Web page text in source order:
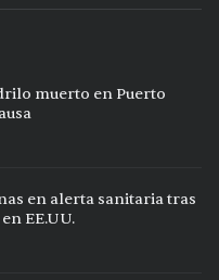
muerto en Puerto
en alerta sanitaria tras
EE.UU.